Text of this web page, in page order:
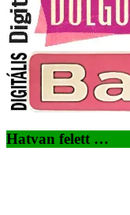
Hatvan felett …